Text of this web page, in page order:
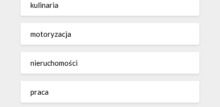
kulinaria
motoryzacja
nieruchomości
praca